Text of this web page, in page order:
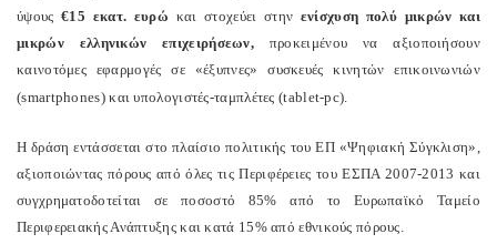
ύψους€15 εκατ. ευρώ και στοχεύει στην ενίσχυση πολύ μικρών και
μικρών ελληνικών επιχειρήσεων, προκειμένου να αξιοποιήσουν
καινοτόμες εφαρμογές σε «έξυπνες» συσκευές κινητών επικοινωνιών
(smartphones) και υπολογιστές-ταμπλέτες (tablet-pc).
Η δράση εντάσσεται στο πλαίσιο πολιτικής του ΕΠ «Ψηφιακή Σύγκλιση»,
αξιοποιώντας πόρους από όλες τις Περιφέρειες του ΕΣΠΑ 2007-2013 και
συγχρηματοδοτείται σε ποσοστό 85% από το Ευρωπαϊκό Ταμείο
Περιφερειακής Ανάπτυξης και κατά 15% από εθνικούς πόρους.